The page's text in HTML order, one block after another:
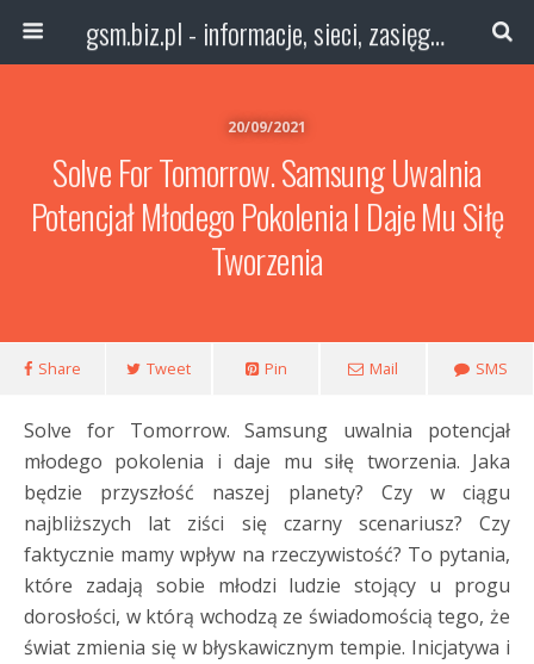
gsm.biz.pl - informacje, sieci, zasięg technologie
20/09/2021
Solve For Tomorrow. Samsung Uwalnia
Potencjał Młodego Pokolenia I Daje Mu Siłę
Tworzenia
Share Tweet Pin Mail SMS
Solve for Tomorrow. Samsung uwalnia potencjał
młodego pokolenia i daje mu siłę tworzenia. Jaka
będzie przyszłość naszej planety? Czy w ciągu
najbliższych lat ziści się czarny scenariusz? Czy
faktycznie mamy wpływ na rzeczywistość? To pytania,
które zadają sobie młodzi ludzie stojący u progu
dorosłości, w którą wchodzą ze świadomością tego, że
świat zmienia się w błyskawicznym tempie. Inicjatywa i